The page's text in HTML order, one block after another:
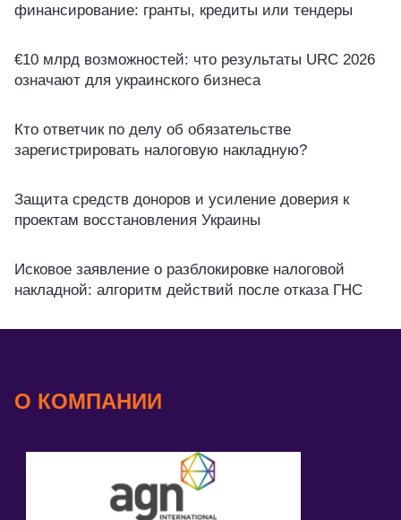
финансирование: гранты, кредиты или тендеры
€10 млрд возможностей: что результаты URC 2026
означают для украинского бизнеса
Кто ответчик по делу об обязательстве
зарегистрировать налоговую накладную?
Защита средств доноров и усиление доверия к
проектам восстановления Украины
Исковое заявление о разблокировке налоговой
накладной: алгоритм действий после отказа ГНС
О КОМПАНИИ